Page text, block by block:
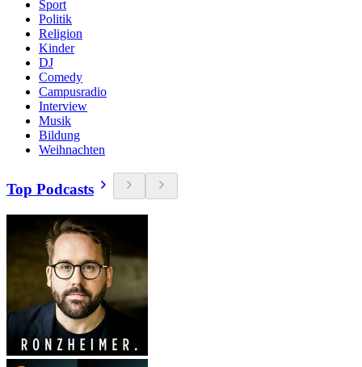
Sport
Politik
Religion
Kinder
DJ
Comedy
Campusradio
Interview
Musik
Bildung
Weihnachten
Top Podcasts